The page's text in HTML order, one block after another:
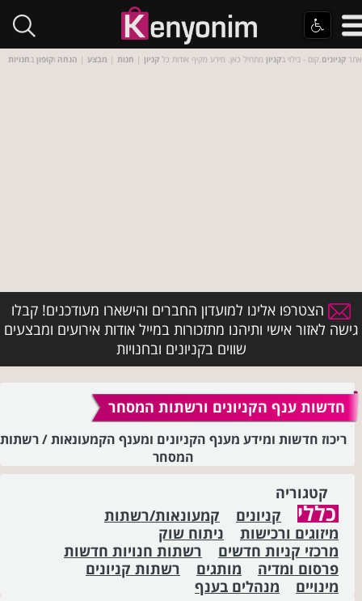
אתר קניונים.קום - בילוי בקניון מתחיל כאן. מידע מקיף אודות כל קניון | חנות | מבצע | הנחה וקופון בחנויות
הצטרפו אלינו למועדון החברים והישארו מעודכנים! קבלו
גישה לאזור אישי ותיהנו מתזכורות במייל אודות אירועים ומבצעים
שווים בקניונים ובחנויות
חדשות ענף הקניונים ורשתות המסחר
ריכוז חדשות ומידע מענף הקניונים ומענף הקמעונאות / רשתות
המסחר
קטגוריה
כללי קניונים
קמעונאות/רשתות
מיזוגים ורכישות
ניתוח שוק
מרכזי קניות חדשים
רשתות חנויות חדשות
פרסום ומדיה
מותגים
רשתות קניונים
מינויים
מנהלים בענף